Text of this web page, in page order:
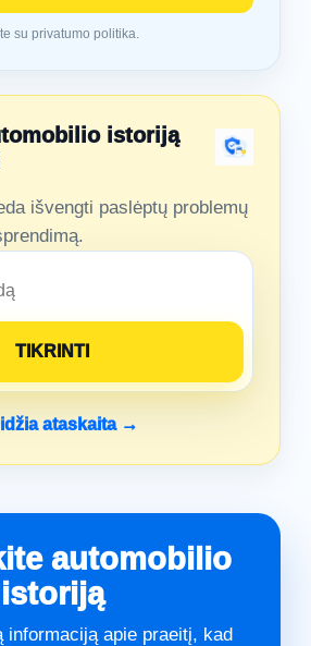
su privatumo politika.
istoriją
išvengti paslėptų problemų
ataskaita →
automobilio
istoriją
informaciją apie praeitį, kad